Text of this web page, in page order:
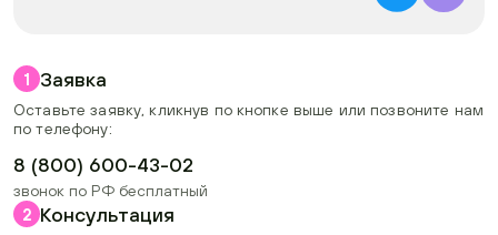
1 Заявка
Оставьте заявку, кликнув по кнопке выше или позвоните нам
по телефону:
8 (800) 600-43-02
звонок по РФ бесплатный
2 Консультация